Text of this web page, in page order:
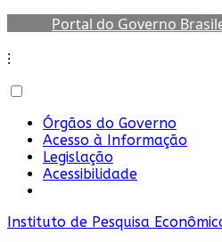
Portal do Governo
⁝
Órgãos do Governo
Acesso à Informação
Legislação
Acessibilidade
Instituto de Pesquisa